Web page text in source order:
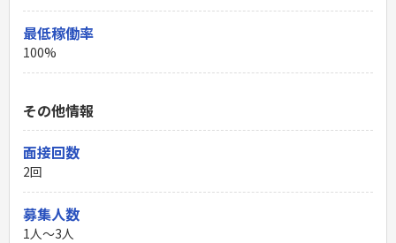
最低稼働率
100%
その他情報
面接回数
2回
募集人数
1人～3人